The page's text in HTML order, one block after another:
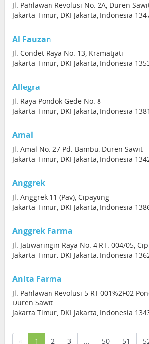
Jl. Pahlawan Revolusi No. 2A, Duren
Jakarta Timur, DKI Jakarta, Indonesia
Al Fauzan
Jl. Condet Raya No. 13, Kramatjati
Jakarta Timur, DKI Jakarta, Indonesia
Allegra
Jl. Raya Pondok Gede No. 8
Jakarta Timur, DKI Jakarta, Indonesia
Amal
Jl. Amal No. 27 Pd. Bambu, Duren Sawit
Jakarta Timur, DKI Jakarta, Indonesia
Anggrek
Jl. Anggrek 11 (Pav), Cipayung
Jakarta Timur, DKI Jakarta, Indonesia
Anggrek Farma
Jl. Jatiwaringin Raya No. 4 RT. 004/05,
Jakarta Timur, DKI Jakarta, Indonesia
Anita Farma
Jl. Pahlawan Revolusi 5 RT 001%2F02
Duren Sawit
Jakarta Timur, DKI Jakarta, Indonesia
1 (current)
2 3 ... 50 51